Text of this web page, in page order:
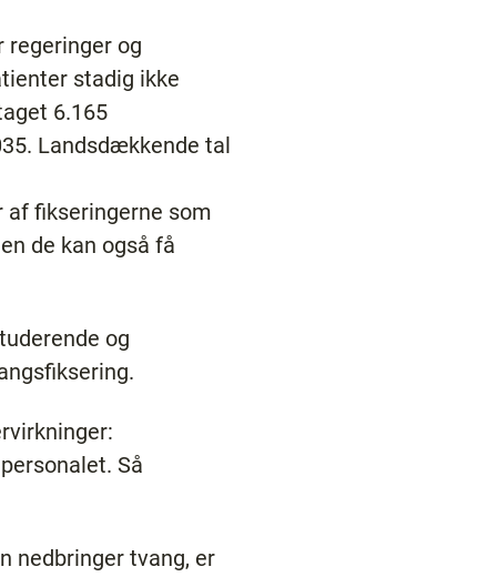
og
stadig ikke
6.165
Landsdækkende tal
fikseringerne som
de kan også få
og
Så
nedbringer tvang, er